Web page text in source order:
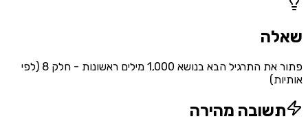
שאלה
פתור את התרגיל הבא בנושא 1,000 מילים ראשונות - חלק 8 (לפי
אותיות)
תשובה מהירה